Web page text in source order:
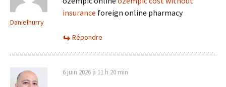
Danielhurry
insurance foreign online pharmacy
Répondre
6 juin 2026 à 11 h 20 min